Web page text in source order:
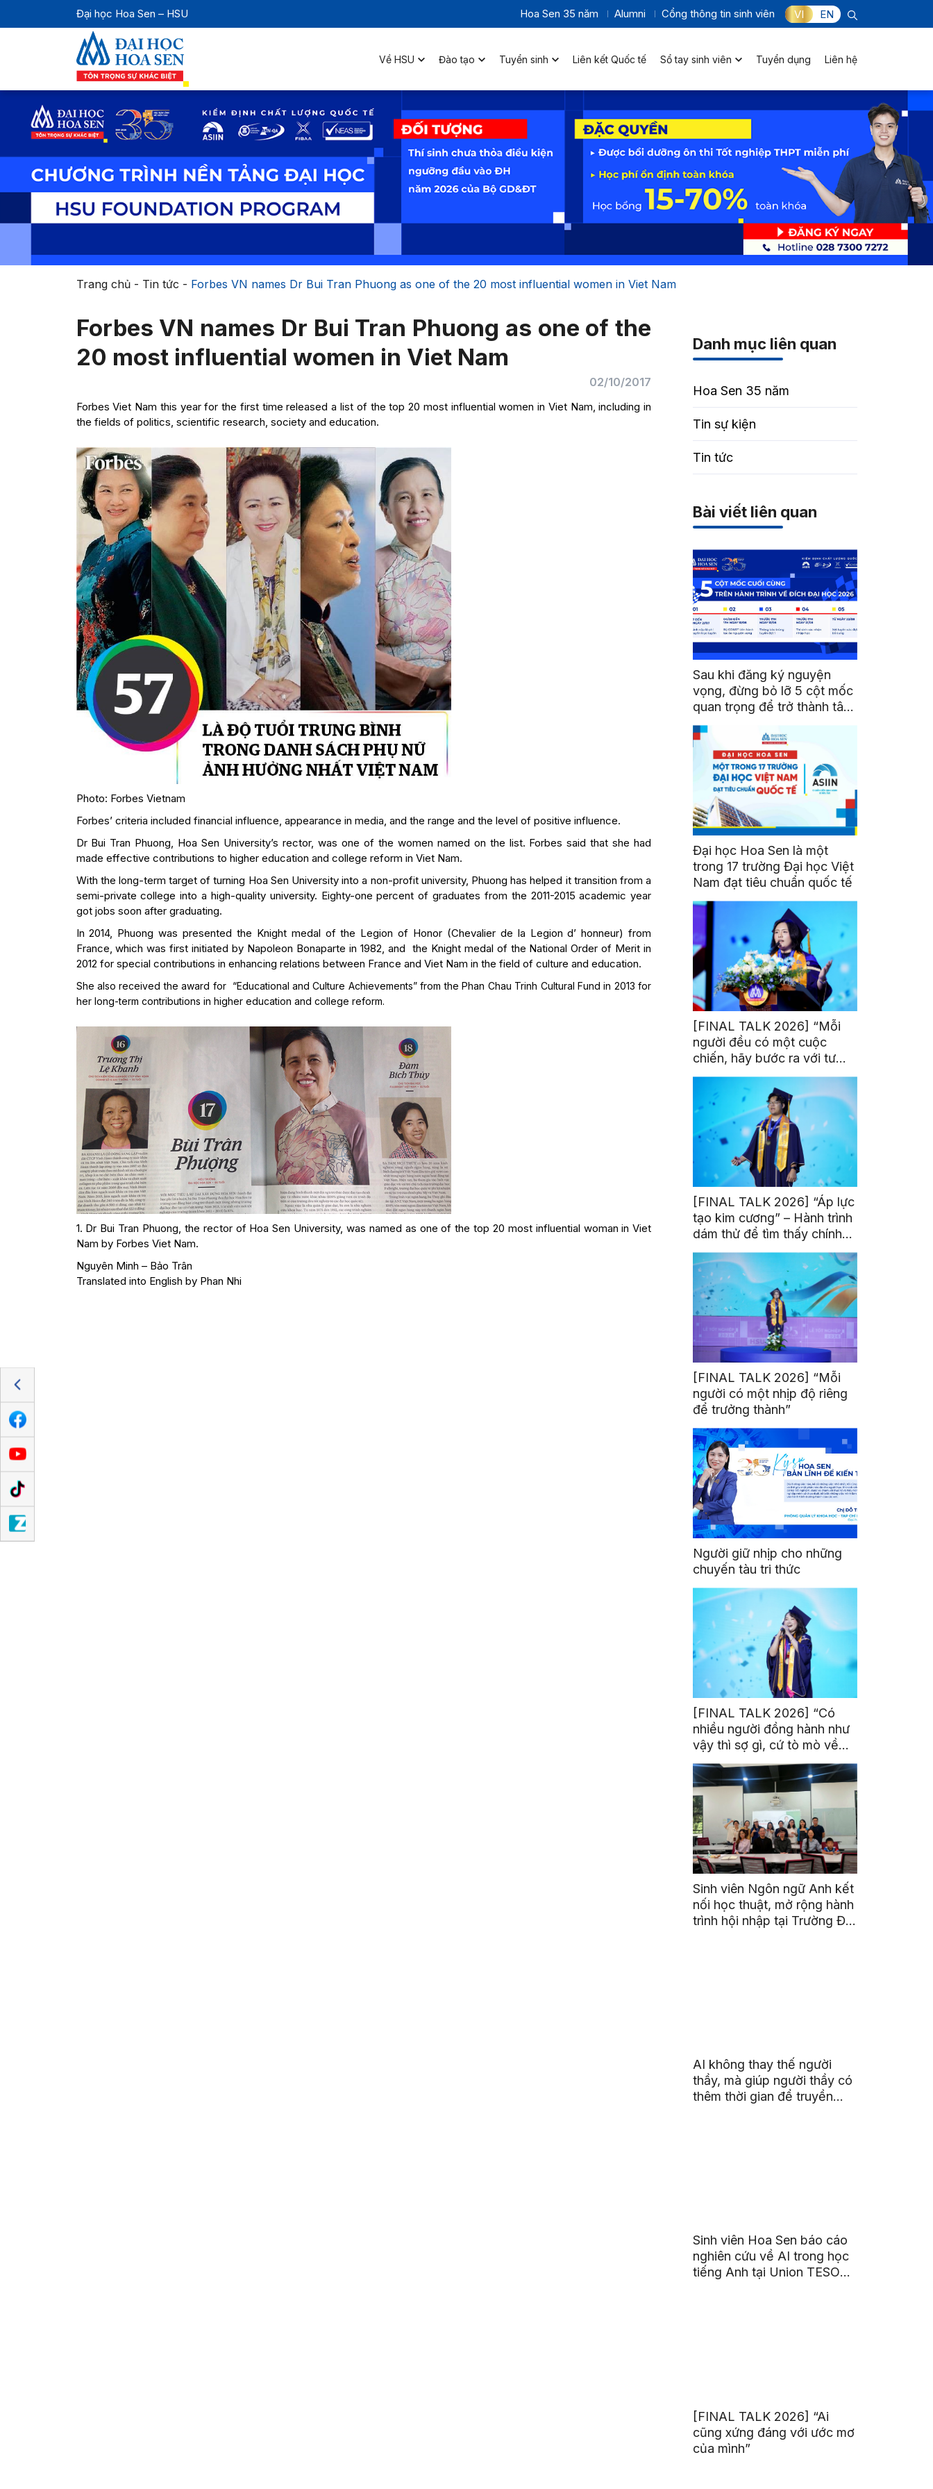
Đại học Hoa Sen – HSU Hoa Sen 35 năm Alumni Cổng thông tin sinh viên VI EN
Về HSU Đào tạo Tuyển sinh Liên kết Quốc tế Sổ tay sinh viên Tuyển dụng Liên hệ
Trang chủ- Tin tức - Forbes VN names Dr Bui Tran Phuong as one of the 20 most influential women in Viet Nam
Forbes VN names Dr Bui Tran Phuong as one of the
20 most influential women in Viet Nam
02/10/2017
Forbes Viet Nam this year for the first time released a list of the top 20 most influential women in Viet Nam, including in
the fields of politics, scientific research, society and education.
Photo: Forbes Vietnam
Forbes’ criteria included financial influence, appearance in media, and the range and the level of positive influence.
Dr Bui Tran Phuong, Hoa Sen University’s rector, was one of the women named on the list. Forbes said that she had
made effective contributions to higher education and college reform in Viet Nam.
With the long-term target of turning Hoa Sen University into a non-profit university, Phuong has helped it transition from a
semi-private college into a high-quality university. Eighty-one percent of graduates from the 2011-2015 academic year
got jobs soon after graduating.
In 2014, Phuong was presented the Knight medal of the Legion of Honor (Chevalier de la Legion d’ honneur) from
France, which was first initiated by Napoleon Bonaparte in 1982, and the Knight medal of the National Order of Merit in
2012 for special contributions in enhancing relations between France and Viet Nam in the field of culture and education.
She also received the award for “Educational and Culture Achievements” from the Phan Chau Trinh Cultural Fund in 2013 for
her long-term contributions in higher education and college reform.
1. Dr Bui Tran Phuong, the rector of Hoa Sen University, was named as one of the top 20 most influential woman in Viet
Nam by Forbes Viet Nam.
​Nguyên Minh – Bảo Trân
Translated into English by Phan Nhi
Danh mục liên quan
Hoa Sen 35 năm
Tin sự kiện
Tin tức
Bài viết liên quan
Sau khi đăng ký nguyện
vọng, đừng bỏ lỡ 5 cột mốc
quan trọng để trở thành tân
sinh viên HSU
Đại học Hoa Sen là một
trong 17 trường Đại học Việt
Nam đạt tiêu chuẩn quốc tế
[FINAL TALK 2026] “Mỗi
người đều có một cuộc
chiến, hãy bước ra với tư
thế của người chiến thắng”
[FINAL TALK 2026] “Áp lực
tạo kim cương” – Hành trình
dám thử để tìm thấy chính
mình
[FINAL TALK 2026] “Mỗi
người có một nhịp độ riêng
để trưởng thành”
Người giữ nhịp cho những
chuyến tàu tri thức
[FINAL TALK 2026] “Có
nhiều người đồng hành như
vậy thì sợ gì, cứ tò mò về
thế giới thôi”
Sinh viên Ngôn ngữ Anh kết
nối học thuật, mở rộng hành
trình hội nhập tại Trường Đại
AI không thay thế người
thầy, mà giúp người thầy có
thêm thời gian để truyền
Sinh viên Hoa Sen báo cáo
nghiên cứu về AI trong học
tiếng Anh tại Union TESOL
[FINAL TALK 2026] “Ai
cũng xứng đáng với ước mơ
của mình”